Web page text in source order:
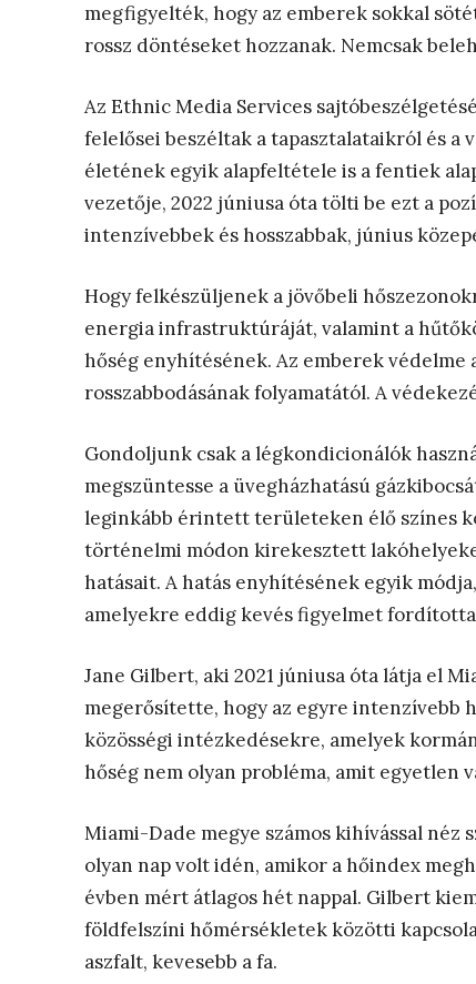
megfigyelték, hogy az emberek sokkal
rossz döntéseket hozzanak. Nemcsak
Az Ethnic Media Services
felelősei beszéltak a tapasztalataikról és a
életének egyik alapfeltétele is a fentiek
vezetője, 2022 júniusa óta tölti be ezt a
intenzívebbek és hosszabbak, június
Hogy felkészüljenek a jövőbeli
energia infrastruktúráját, valamint a
hőség enyhítésének. Az emberek
rosszabbodásának folyamatától. A
Gondoljunk csak a légkondicionálók
megszüntesse a üvegházhatású
leginkább érintett területeken élő színes
történelmi módon kirekesztett
hatásait. A hatás enyhítésének egyik
amelyekre eddig kevés figyelmet
Jane Gilbert, aki 2021 júniusa óta látja el
megerősítette, hogy az egyre intenzívebb
közösségi intézkedésekre, amelyek
hőség nem olyan probléma, amit egyetlen
Miami-Dade megye számos kihívással néz
olyan nap volt idén, amikor a hőindex
évben mért átlagos hét nappal. Gilbert
földfelszíni hőmérsékletek közötti
aszfalt, kevesebb a fa.